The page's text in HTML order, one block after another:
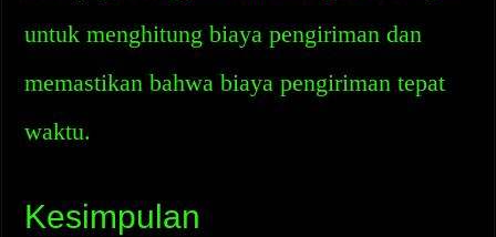
untuk menghitung biaya pengiriman dan
memastikan bahwa biaya pengiriman tepat
waktu.
Kesimpulan